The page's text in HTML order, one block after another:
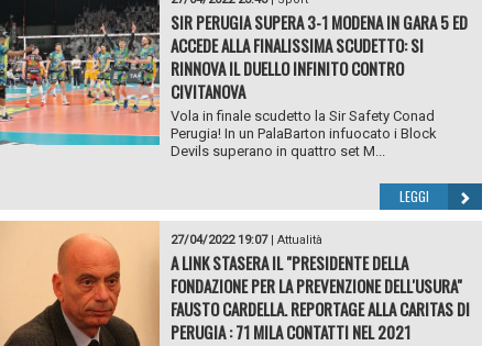
SIR PERUGIA SUPERA 3-1 MODENA IN GARA 5 ED
ACCEDE ALLA FINALISSIMA SCUDETTO: SI
RINNOVA IL DUELLO INFINITO CONTRO
CIVITANOVA
Vola in finale scudetto la Sir Safety Conad
Perugia! In un PalaBarton infuocato i Block
Devils superano in quattro set M...
LEGGI
27/04/2022 19:07| Attualità
A LINK STASERA IL "PRESIDENTE DELLA
FONDAZIONE PER LA PREVENZIONE DELL'USURA"
FAUSTO CARDELLA. REPORTAGE ALLA CARITAS DI
PERUGIA : 71 MILA CONTATTI NEL 2021